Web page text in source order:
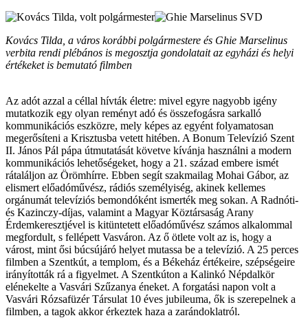
Kovács Tilda, a város korábbi polgármestere és Ghie Marselinus
verbita rendi plébános is megosztja gondolatait az egyházi és helyi
értékeket is bemutató filmben
Az adót azzal a céllal hívták életre: mivel egyre nagyobb igény
mutatkozik egy olyan reményt adó és összefogásra sarkalló
kommunikációs eszközre, mely képes az egyént folyamatosan
megerősíteni a Krisztusba vetett hitében. A Bonum Televízió Szent
II. János Pál pápa útmutatását követve kívánja használni a modern
kommunikációs lehetőségeket, hogy a 21. század embere ismét
rátaláljon az Örömhírre. Ebben segít szakmailag Mohai Gábor, az
elismert előadóművész, rádiós személyiség, akinek kellemes
orgánumát televíziós bemondóként ismerték meg sokan. A Radnóti-
és Kazinczy-díjas, valamint a Magyar Köztársaság Arany
Érdemkeresztjével is kitüntetett előadóművész számos alkalommal
megfordult, s fellépett Vasváron. Az ő ötlete volt az is, hogy a
várost, mint ősi búcsújáró helyet mutassa be a televízió. A 25 perces
filmben a Szentkút, a templom, és a Békeház értékeire, szépségeire
irányították rá a figyelmet. A Szentkúton a Kalinkó Népdalkör
elénekelte a Vasvári Szűzanya éneket. A forgatási napon volt a
Vasvári Rózsafüzér Társulat 10 éves jubileuma, ők is szerepelnek a
filmben, a tagok akkor érkeztek haza a zarándoklatról.